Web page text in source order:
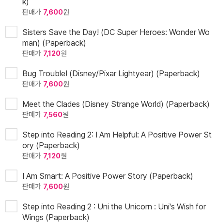
판매가 7,600원
Sisters Save the Day! (DC Super Heroes: Wonder Wo
man) (Paperback)
판매가 7,120원
Bug Trouble! (Disney/Pixar Lightyear) (Paperback)
판매가 7,600원
Meet the Clades (Disney Strange World) (Paperback)
판매가 7,560원
Step into Reading 2: I Am Helpful: A Positive Power St
ory (Paperback)
판매가 7,120원
I Am Smart: A Positive Power Story (Paperback)
판매가 7,600원
Step into Reading 2 : Uni the Unicorn : Uni's Wish for
Wings (Paperback)